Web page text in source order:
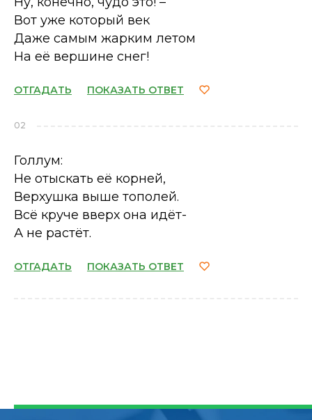
Вот уже который век
Даже самым жарким летом
На её вершине снег!
ОТГАДАТЬ ПОКАЗАТЬ ОТВЕТ
02
Голлум:
Не отыскать её корней,
Верхушка выше тополей.
Всё круче вверх она идёт-
А не растёт.
ОТГАДАТЬ ПОКАЗАТЬ ОТВЕТ